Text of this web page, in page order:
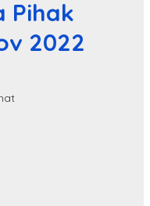
Pihak
2022